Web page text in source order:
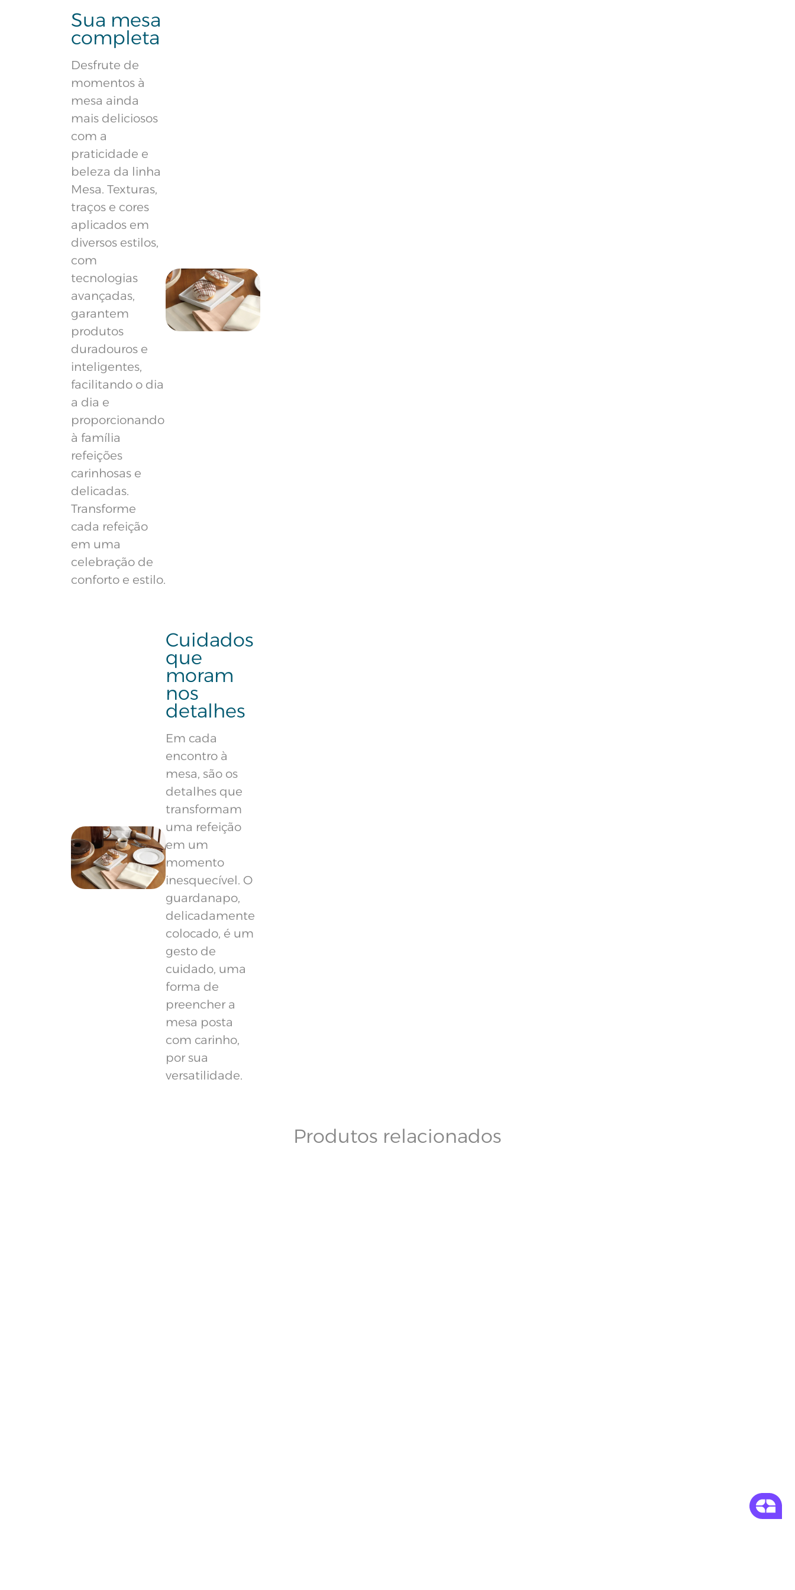
Sua mesa
completa
Desfrute de
momentos à
mesa ainda
mais deliciosos
com a
praticidade e
beleza da linha
Mesa. Texturas,
traços e cores
aplicados em
diversos estilos,
com
tecnologias
avançadas,
garantem
produtos
duradouros e
inteligentes,
facilitando o dia
a dia e
proporcionando
à família
refeições
carinhosas e
delicadas.
Transforme
cada refeição
em uma
celebração de
conforto e estilo.
Cuidados
que
moram
nos
detalhes
Em cada
encontro à
mesa, são os
detalhes que
transformam
uma refeição
em um
momento
inesquecível. O
guardanapo,
delicadamente
colocado, é um
gesto de
cuidado, uma
forma de
preencher a
mesa posta
com carinho,
por sua
versatilidade.
Produtos relacionados